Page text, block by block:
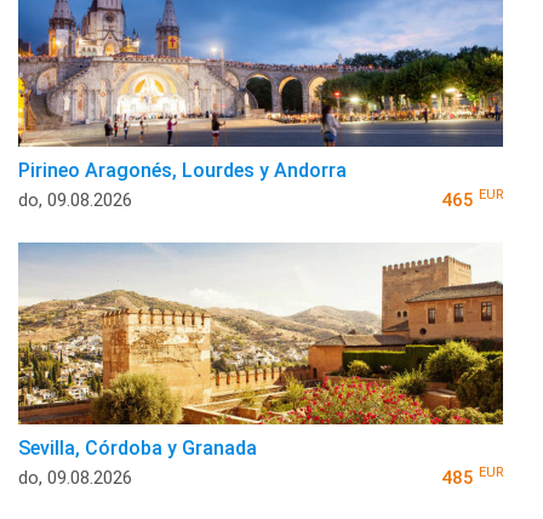
Pirineo Aragonés, Lourdes y Andorra
do, 09.08.2026 465 EUR
Sevilla, Córdoba y Granada
do, 09.08.2026 485 EUR